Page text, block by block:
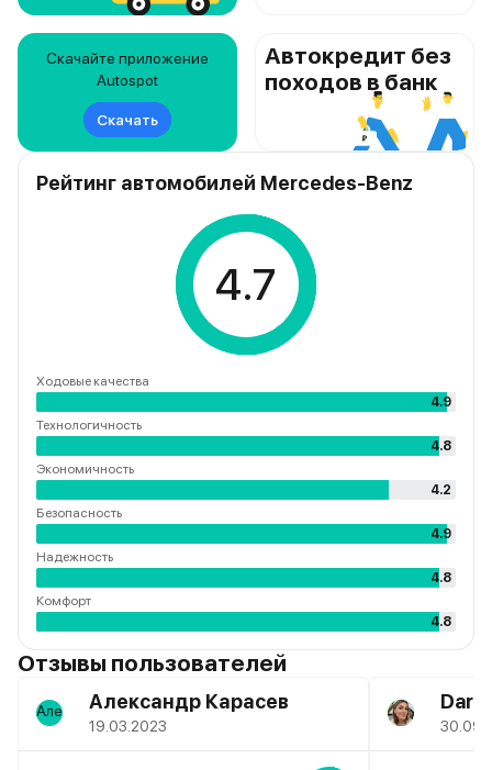
Скачайте приложение
Autospot
Скачать
Автокредит без
походов в банк
Рейтинг автомобилей Mercedes-Benz
4.7
Ходовые качества
4.9
Технологичность
4.8
Экономичность
4.2
Безопасность
4.9
Надежность
4.8
Комфорт
4.8
Отзывы пользователей
Александр Карасев
19.03.2023